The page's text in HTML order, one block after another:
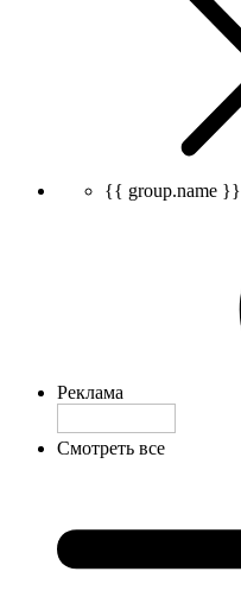
{{ group.name }}
Реклама
Смотреть все